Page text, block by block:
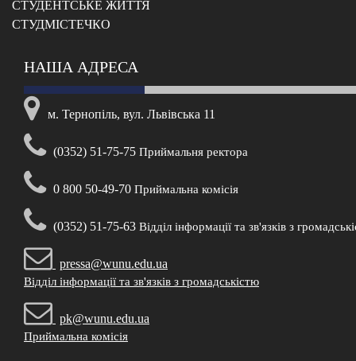
CТУДЕНТСЬКЕ ЖИТТЯ
CТУДМІСТЕЧКО
НАША АДРЕСА
м. Тернопіль, вул. Львівська 11
(0352) 51-75-75 Приймальня ректора
0 800 50-49-70 Приймальна комісія
(0352) 51-75-63 Відділ інформації та зв'язків з
pressa@wunu.edu.ua
Відділ інформації та зв'язків з громадськістю
pk@wunu.edu.ua
Приймальна комісія